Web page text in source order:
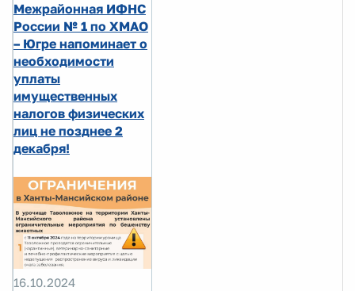
Межрайонная ИФНС
России № 1 по ХМАО
– Югре напоминает о
необходимости
уплаты
имущественных
налогов физических
лиц не позднее 2
декабря!
16.10.2024